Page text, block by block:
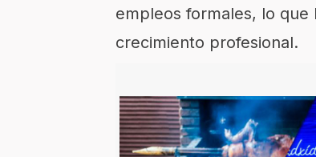
empleos formales, lo
crecimiento profesional.